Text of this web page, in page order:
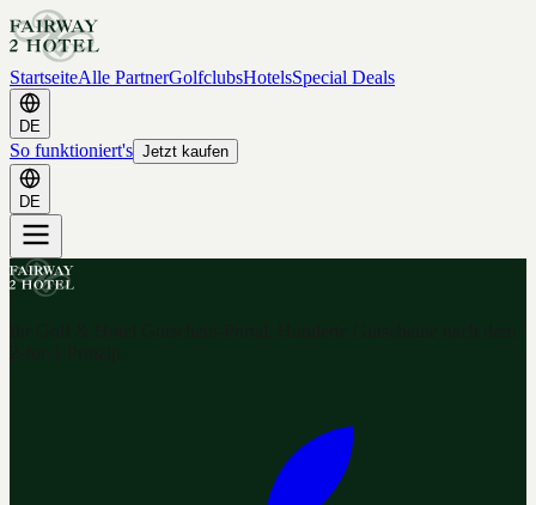
StartseiteAlle PartnerGolfclubsHotelsSpecial Deals
DE
So funktioniert's Jetzt kaufen
DE